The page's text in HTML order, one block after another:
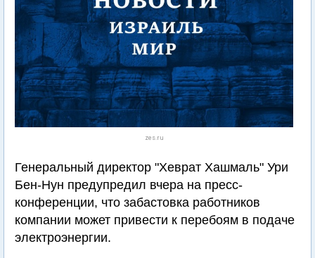
zes.ru
Генеральный директор "Хеврат Хашмаль" Ури
Бен-Нун предупредил вчера на пресс-
конференции, что забастовка работников
компании может привести к перебоям в подаче
электроэнергии.